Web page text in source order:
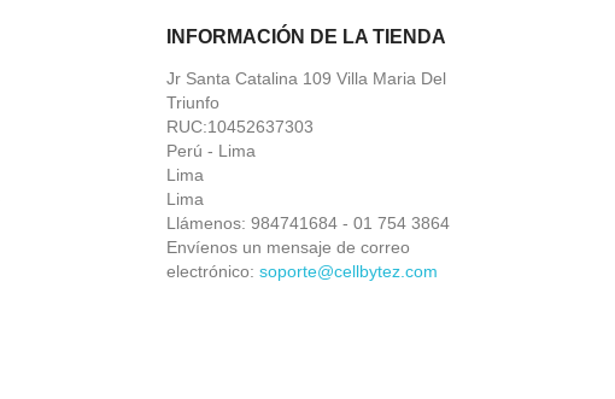
INFORMACIÓN DE LA TIENDA
Jr Santa Catalina 109 Villa Maria Del
Triunfo
RUC:10452637303
Perú - Lima
Lima
Lima
Llámenos: 984741684 - 01 754 3864
Envíenos un mensaje de correo
electrónico: soporte@cellbytez.com